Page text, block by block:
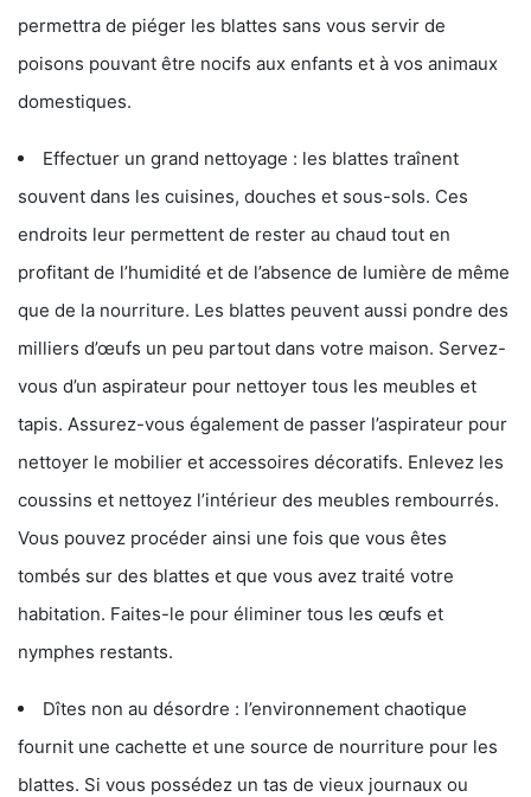
permettra de piéger les blattes sans vous servir de
poisons pouvant être nocifs aux enfants et à vos animaux
domestiques.
Effectuer un grand nettoyage : les blattes traînent
souvent dans les cuisines, douches et sous-sols. Ces
endroits leur permettent de rester au chaud tout en
profitant de l’humidité et de l’absence de lumière de même
que de la nourriture. Les blattes peuvent aussi pondre des
milliers d’œufs un peu partout dans votre maison. Servez-
vous d’un aspirateur pour nettoyer tous les meubles et
tapis. Assurez-vous également de passer l’aspirateur pour
nettoyer le mobilier et accessoires décoratifs. Enlevez les
coussins et nettoyez l’intérieur des meubles rembourrés.
Vous pouvez procéder ainsi une fois que vous êtes
tombés sur des blattes et que vous avez traité votre
habitation. Faites-le pour éliminer tous les œufs et
nymphes restants.
Dîtes non au désordre : l’environnement chaotique
fournit une cachette et une source de nourriture pour les
blattes. Si vous possédez un tas de vieux journaux ou